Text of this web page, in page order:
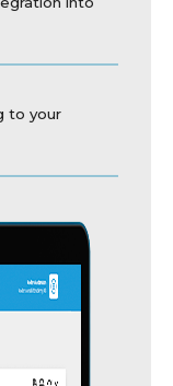
to your